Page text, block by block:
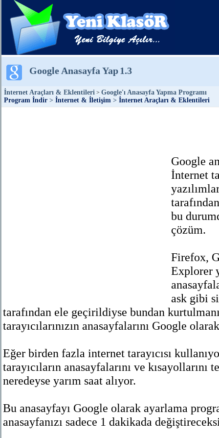
Google Anasayfa Yap1.3
İnternet Araçları & Eklentileri > Google'ı Anasayfa Yapma Programı
Program İndir > İnternet & İletişim > İnternet Araçları & Eklentileri
Google
İnternet
bu
çözüm.
Firefox,
Explorer
ask gibi
tarafından ele geçirildiyse bundan
tarayıcılarınızın anasayfalarını Google
Eğer birden fazla internet tarayıcısı
tarayıcıların anasayfalarını ve
neredeyse yarım saat alıyor.
Bu anasayfayı Google olarak ayarlama
anasayfanızı sadece 1 dakikada